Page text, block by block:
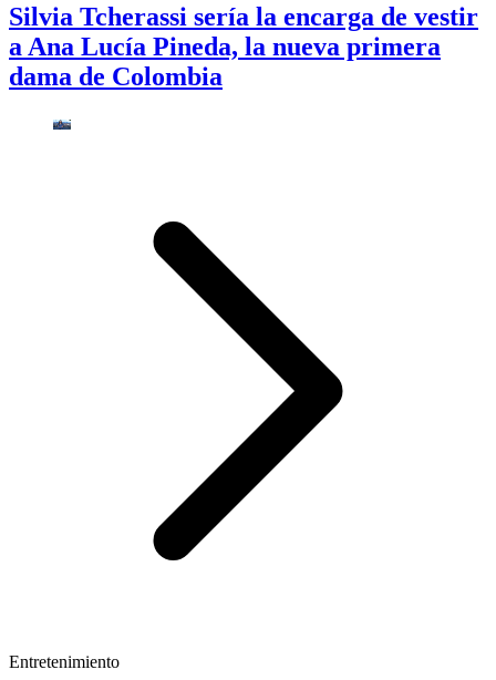
Silvia Tcherassi sería la encarga de vestir
a Ana Lucía Pineda, la nueva primera
dama de Colombia
Entretenimiento